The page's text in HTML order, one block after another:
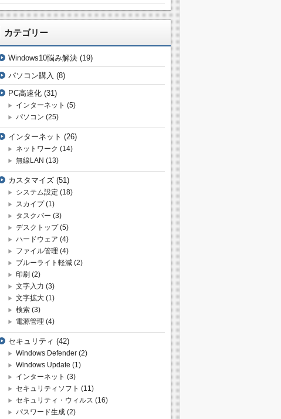
カテゴリー
Windows10悩み解決 (19)
パソコン購入 (8)
PC高速化 (31)
インターネット (5)
パソコン (25)
インターネット (26)
ネットワーク (14)
無線LAN (13)
カスタマイズ (51)
システム設定 (18)
スカイプ(1)
タスクバー (3)
デスクトップ(5)
ハードウェア (4)
ファイル管理 (4)
ブルーライト軽減 (2)
印刷 (2)
文字入力 (3)
文字拡大 (1)
検索 (3)
電源管理 (4)
セキュリティ (42)
Windows Defender (2)
Windows Update (1)
インターネット (3)
セキュリティソフト (11)
セキュリティ・ウィルス (16)
パスワード生成 (2)